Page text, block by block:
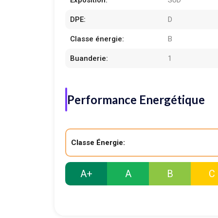
DPE: D
Classe énergie: B
Buanderie: 1
Performance Energétique
Classe Énergie:
A+ A B C